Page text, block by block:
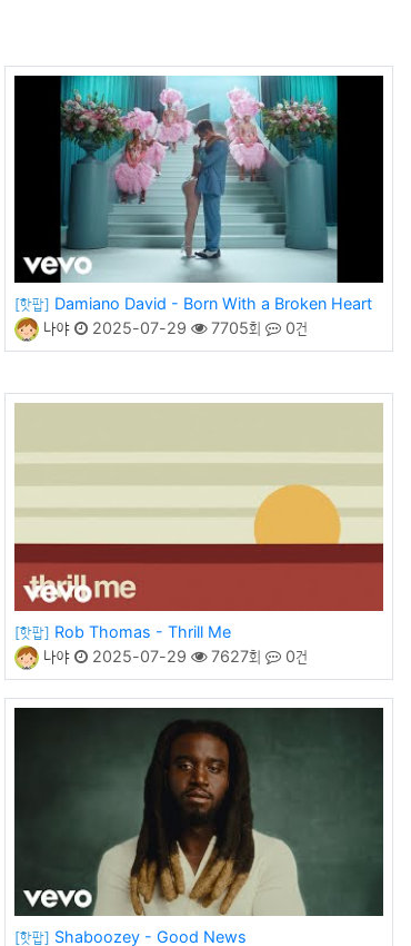
[핫팝] Damiano David - Born With a Broken Heart
나야
2025-07-29 7705회 0건
[핫팝] Rob Thomas - Thrill Me
나야
2025-07-29 7627회 0건
[핫팝] Shaboozey - Good News